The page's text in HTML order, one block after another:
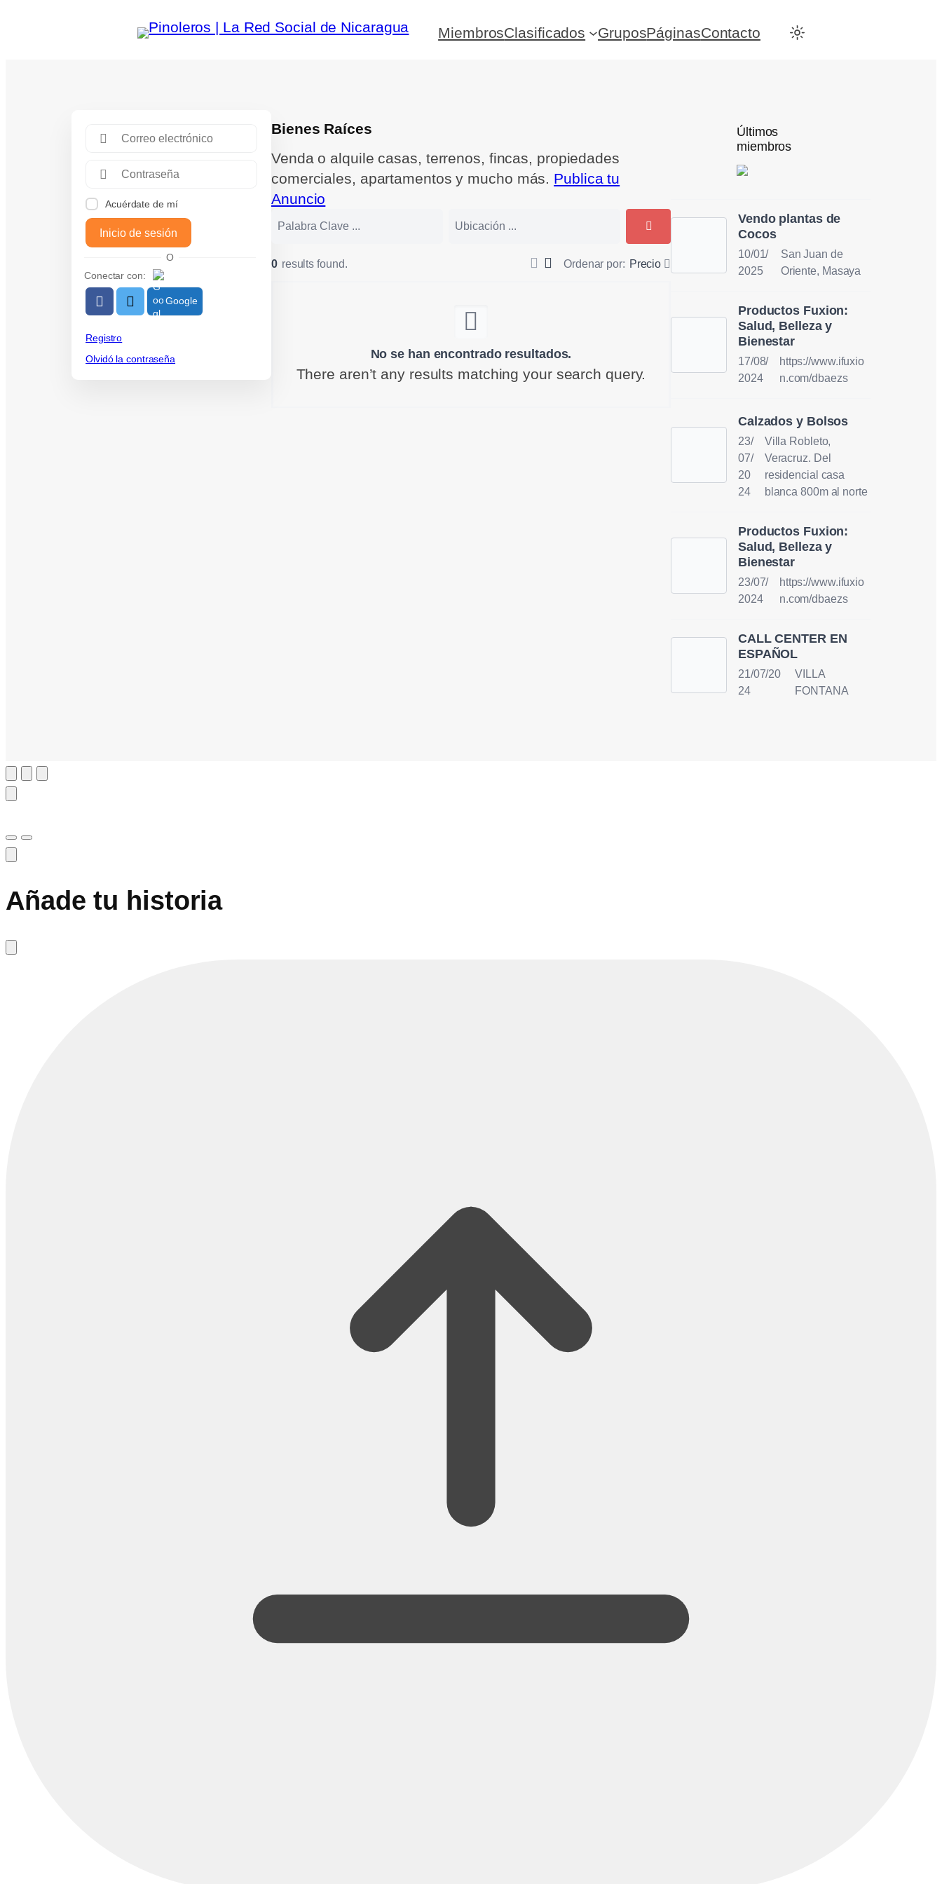
MiembrosClasificados GruposPáginasContacto
Acuérdate de mí
Inicio de sesión
O
Conectar con:
Google
Registro
Olvidó la contraseña
Bienes Raíces
Venda o alquile casas, terrenos, fincas, propiedades
comerciales, apartamentos y mucho más. Publica tu
Anuncio
Ordenar por: Precio
0 results found.
No se han encontrado resultados.
There aren’t any results matching your search query.
Últimos
miembros
Vendo plantas de
Cocos
10/01/
2025
San Juan de
Oriente, Masaya
Productos Fuxion:
Salud, Belleza y
Bienestar
17/08/
2024
https://www.ifuxio
n.com/dbaezs
Calzados y Bolsos
23/
07/
20
24
Villa Robleto,
Veracruz. Del
residencial casa
blanca 800m al norte
Productos Fuxion:
Salud, Belleza y
Bienestar
23/07/
2024
https://www.ifuxio
n.com/dbaezs
CALL CENTER EN
ESPAÑOL
21/07/20
24
VILLA
FONTANA
Añade tu historia